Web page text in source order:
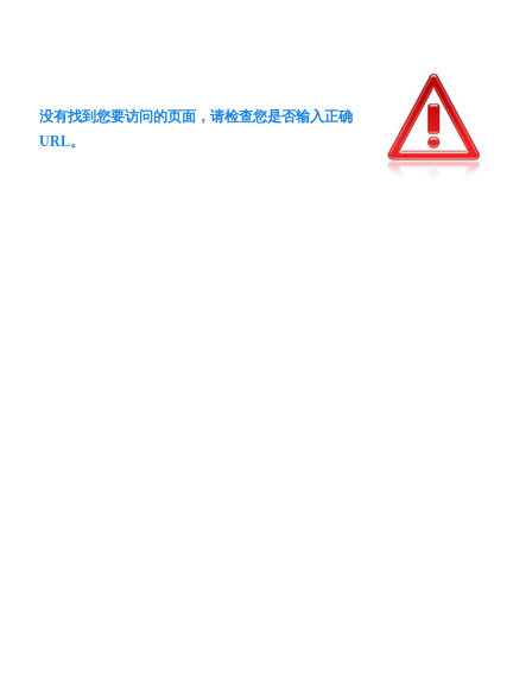
没有找到您要访问的页面，请检查您是否输入正确
URL。